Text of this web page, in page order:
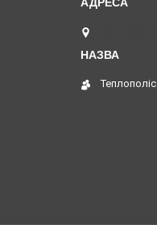
Теплополіс